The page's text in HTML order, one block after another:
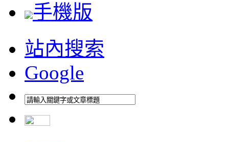
手機版
站內搜索
Google